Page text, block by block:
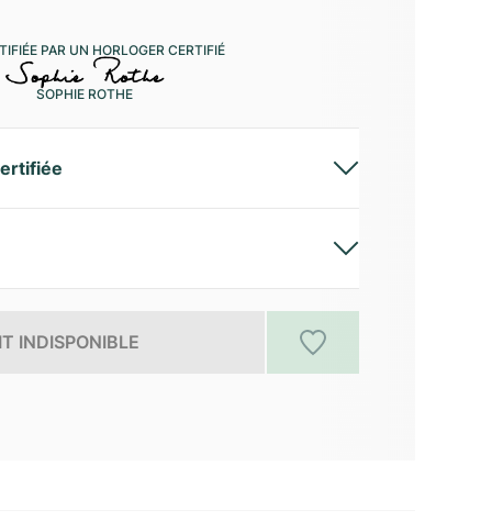
PAR UN HORLOGER CERTIFIÉ
SOPHIE ROTHE
INDISPONIBLE